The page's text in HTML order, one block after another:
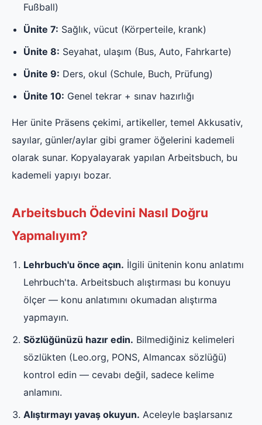
Fußball)
Ünite 7: Sağlık, vücut (Körperteile, krank)
Ünite 8: Seyahat, ulaşım (Bus, Auto, Fahrkarte)
Ünite 9: Ders, okul (Schule, Buch, Prüfung)
Ünite 10: Genel tekrar + sınav hazırlığı
Her ünite Präsens çekimi, artikeller, temel Akkusativ,
sayılar, günler/aylar gibi gramer öğelerini kademeli
olarak sunar. Kopyalayarak yapılan Arbeitsbuch, bu
kademeli yapıyı bozar.
Arbeitsbuch Ödevini Nasıl Doğru
Yapmalıyım?
Lehrbuch'u önce açın. İlgili ünitenin konu anlatımı
Lehrbuch'ta. Arbeitsbuch alıştırması bu konuyu
ölçer — konu anlatımını okumadan alıştırma
yapmayın.
Sözlüğünüzü hazır edin. Bilmediğiniz kelimeleri
sözlükten (Leo.org, PONS, Almancax sözlüğü)
kontrol edin — cevabı değil, sadece kelime
anlamını.
Alıştırmayı yavaş okuyun. Aceleyle başlarsanız